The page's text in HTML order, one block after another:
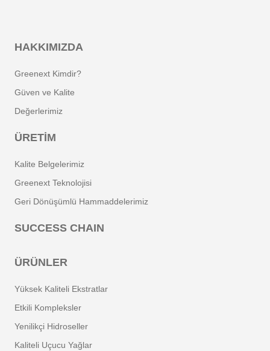
HAKKIMIZDA
Greenext Kimdir?
Güven ve Kalite
Değerlerimiz
ÜRETIM
Kalite Belgelerimiz
Greenext Teknolojisi
Geri Dönüşümlü Hammaddelerimiz
SUCCESS CHAIN
ÜRÜNLER
Yüksek Kaliteli Ekstratlar
Etkili Kompleksler
Yenilikçi Hidroseller
Kaliteli Uçucu Yağlar